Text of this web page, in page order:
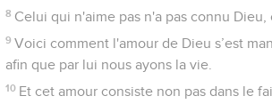
8 Celui qui n'aime pas n'a pas connu Dieu,
9 Voici comment l'amour de Dieu s’est
afin que par lui nous ayons la vie.
10 Et cet amour consiste non pas dans le